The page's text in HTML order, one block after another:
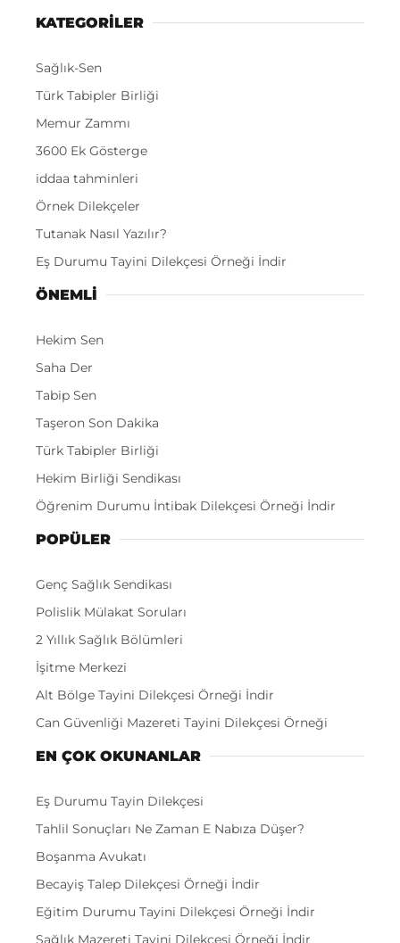
KATEGORİLER
Sağlık-Sen
Türk Tabipler Birliği
Memur Zammı
3600 Ek Gösterge
iddaa tahminleri
Örnek Dilekçeler
Tutanak Nasıl Yazılır?
Eş Durumu Tayini Dilekçesi Örneği İndir
ÖNEMLI
Hekim Sen
Saha Der
Tabip Sen
Taşeron Son Dakika
Türk Tabipler Birliği
Hekim Birliği Sendikası
Öğrenim Durumu İntibak Dilekçesi Örneği İndir
POPÜLER
Genç Sağlık Sendikası
Polislik Mülakat Soruları
2 Yıllık Sağlık Bölümleri
İşitme Merkezi
Alt Bölge Tayini Dilekçesi Örneği İndir
Can Güvenliği Mazereti Tayini Dilekçesi Örneği
EN ÇOK OKUNANLAR
Eş Durumu Tayin Dilekçesi
Tahlil Sonuçları Ne Zaman E Nabıza Düşer?
Boşanma Avukatı
Becayiş Talep Dilekçesi Örneği İndir
Eğitim Durumu Tayini Dilekçesi Örneği İndir
Sağlık Mazereti Tayini Dilekçesi Örneği İndir